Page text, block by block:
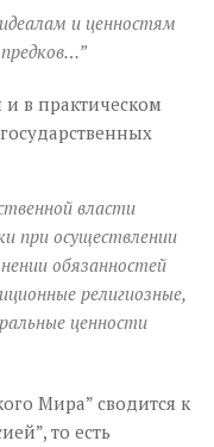
и ценностям
в практическом
власти
при осуществлении
обязанностей
религиозные,
ценности
Мира” сводится к
то есть